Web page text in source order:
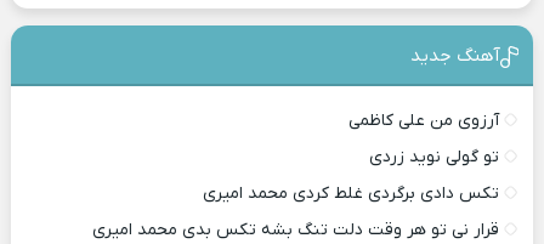
آهنگ جدید
آرزوی من علی کاظمی
تو گولی نوید زردی
تکس دادی برگردی غلط کردی محمد امیری
قرار نی تو هر وقت دلت تنگ بشه تکس بدی محمد امیری